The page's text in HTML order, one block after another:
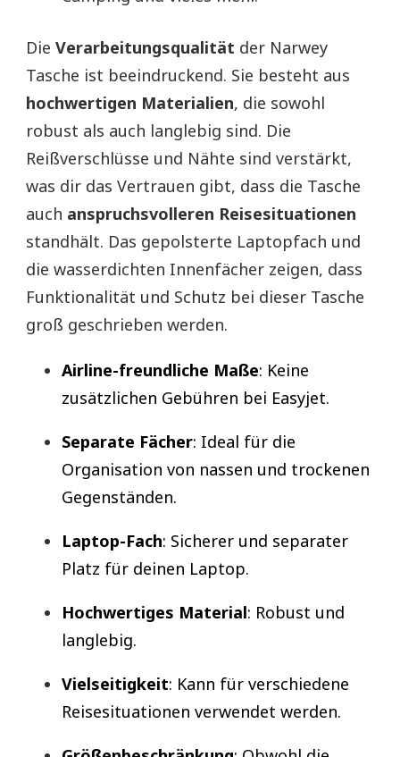
Die Verarbeitungsqualität der Narwey
Tasche ist beeindruckend. Sie besteht aus
hochwertigen Materialien, die sowohl
robust als auch langlebig sind. Die
Reißverschlüsse und Nähte sind verstärkt,
was dir das Vertrauen gibt, dass die Tasche
auch anspruchsvolleren Reisesituationen
standhält. Das gepolsterte Laptopfach und
die wasserdichten Innenfächer zeigen, dass
Funktionalität und Schutz bei dieser Tasche
groß geschrieben werden.
Airline-freundliche Maße: Keine
zusätzlichen Gebühren bei Easyjet.
Separate Fächer: Ideal für die
Organisation von nassen und trockenen
Gegenständen.
Laptop-Fach: Sicherer und separater
Platz für deinen Laptop.
Hochwertiges Material: Robust und
langlebig.
Vielseitigkeit: Kann für verschiedene
Reisesituationen verwendet werden.